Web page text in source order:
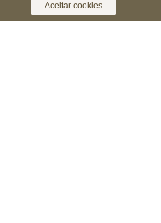
Aceitar cookies